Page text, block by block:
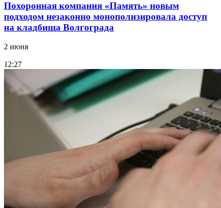
Похоронная компания «Память» новым
подходом незаконно монополизировала доступ
на кладбища Волгограда
2 июня
12:27